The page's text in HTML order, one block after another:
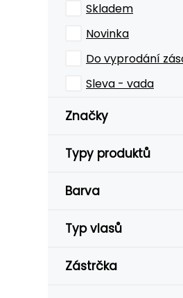
Skladem
Novinka
Do vyprodání
Sleva - vada
Značky
Typy produktů
Barva
Typ vlasů
Zástrčka